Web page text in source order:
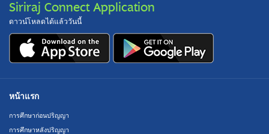
Siriraj Connect Application
ดาวน์โหลดได้แล้ววันนี้
หน้าแรก
การศึกษาก่อนปริญญา
การศึกษาหลังปริญญา